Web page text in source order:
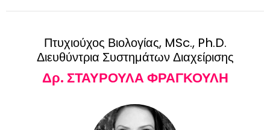
Πτυχιούχος Βιολογίας, MSc., Ph.D.
Διευθύντρια Συστημάτων Διαχείρισης
Δρ. ΣΤΑΥΡΟΥΛΑ ΦΡΑΓΚΟΥΛΗ